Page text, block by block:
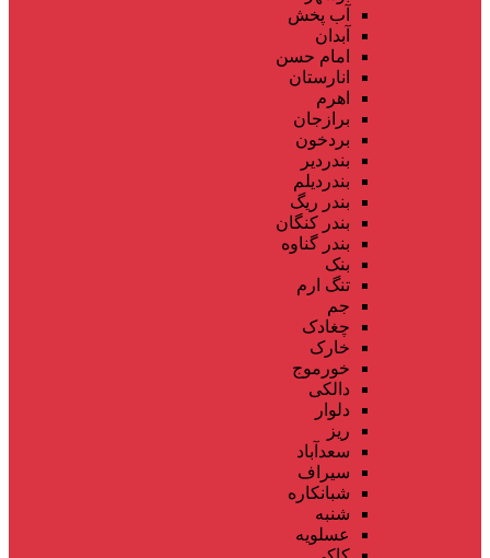
آب پخش
آبدان
امام حسن
انارستان
اهرم
برازجان
بردخون
بندردیر
بندردیلم
بندر ریگ
بندر کنگان
بندر گناوه
بنک
تنگ ارم
جم
چغادک
خارک
خورموج
دالکی
دلوار
ریز
سعدآباد
سیراف
شبانکاره
شنبه
عسلویه